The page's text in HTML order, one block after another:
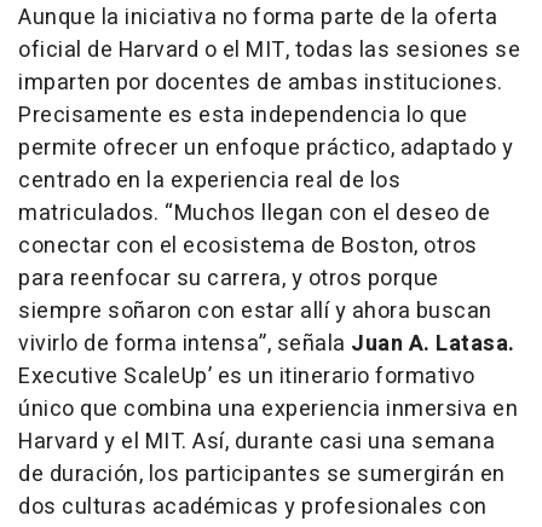
Aunque la iniciativa no forma parte de la oferta
oficial de Harvard o el MIT, todas las sesiones se
imparten por docentes de ambas instituciones.
Precisamente es esta independencia lo que
permite ofrecer un enfoque práctico, adaptado y
centrado en la experiencia real de los
matriculados. “Muchos llegan con el deseo de
conectar con el ecosistema de Boston, otros
para reenfocar su carrera, y otros porque
siempre soñaron con estar allí y ahora buscan
vivirlo de forma intensa”, señala Juan A. Latasa.
Executive ScaleUp’ es un itinerario formativo
único que combina una experiencia inmersiva en
Harvard y el MIT. Así, durante casi una semana
de duración, los participantes se sumergirán en
dos culturas académicas y profesionales con